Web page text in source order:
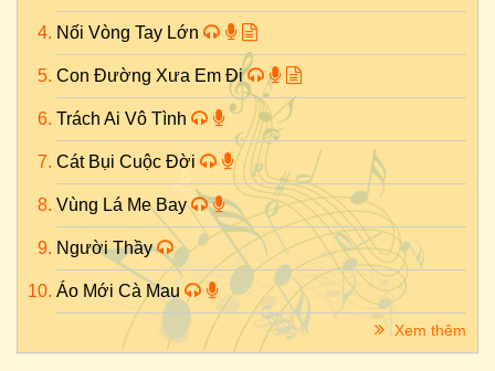
Nối Vòng Tay Lớn
Con Đường Xưa Em Đi
Trách Ai Vô Tình
Cát Bụi Cuộc Đời
Vùng Lá Me Bay
Người Thầy
Áo Mới Cà Mau
Xem thêm